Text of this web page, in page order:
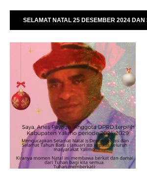
SELAMAT NATAL 25 DESEMBER 2024 DAN